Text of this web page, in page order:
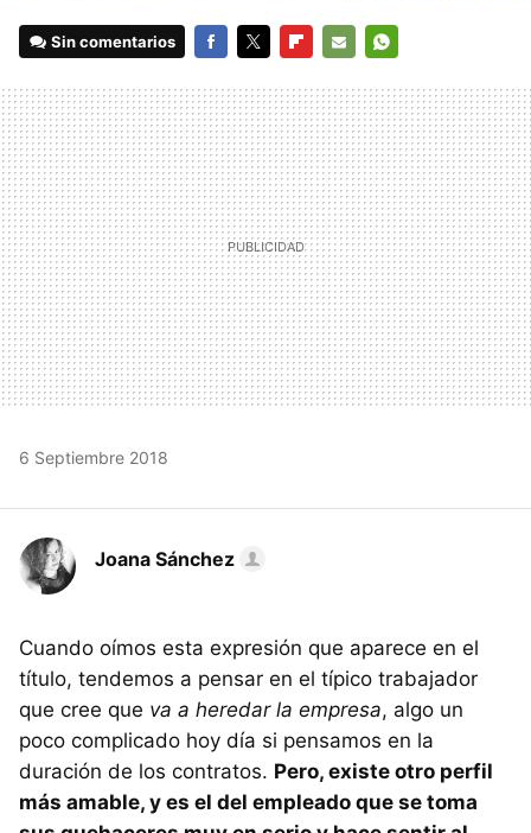
Sin comentarios
MAIL
6 Septiembre 2018
Joana Sánchez
Cuando oímos esta expresión que aparece en el
título, tendemos a pensar en el típico trabajador
que cree que va a heredar la empresa, algo un
poco complicado hoy día si pensamos en la
duración de los contratos. Pero, existe otro perfil
más amable, y es el del empleado que se toma